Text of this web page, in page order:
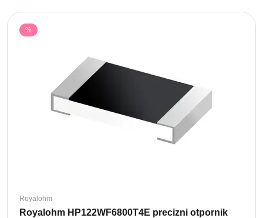
%
Royalohm
Royalohm HP122WF6800T4E precizni otpornik